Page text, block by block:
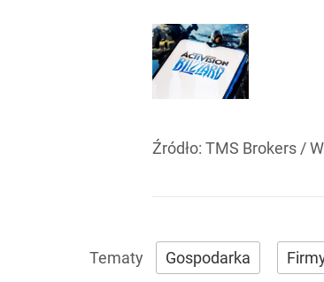
Źródło: TMS Brokers /
Gospodarka